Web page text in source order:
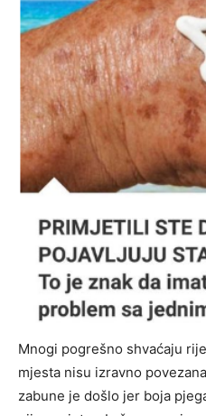
Mnogi pogrešno shvaćaju
mjesta nisu izravno
zabune je došlo jer boja